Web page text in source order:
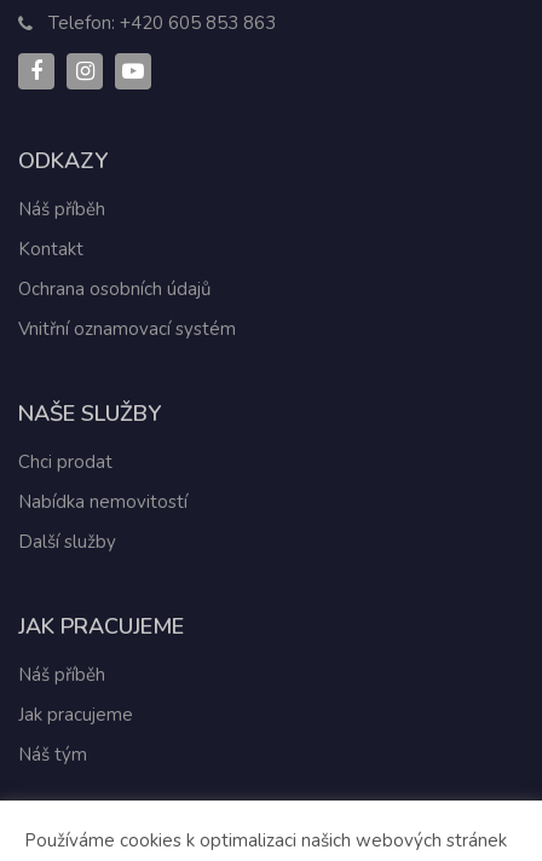
Telefon: +420 605 853 863
ODKAZY
Náš příběh
Kontakt
Ochrana osobních údajů
Vnitřní oznamovací systém
NAŠE SLUŽBY
Chci prodat
Nabídka nemovitostí
Další služby
JAK PRACUJEME
Náš příběh
Jak pracujeme
Náš tým
Používáme cookies k optimalizaci našich webových stránek